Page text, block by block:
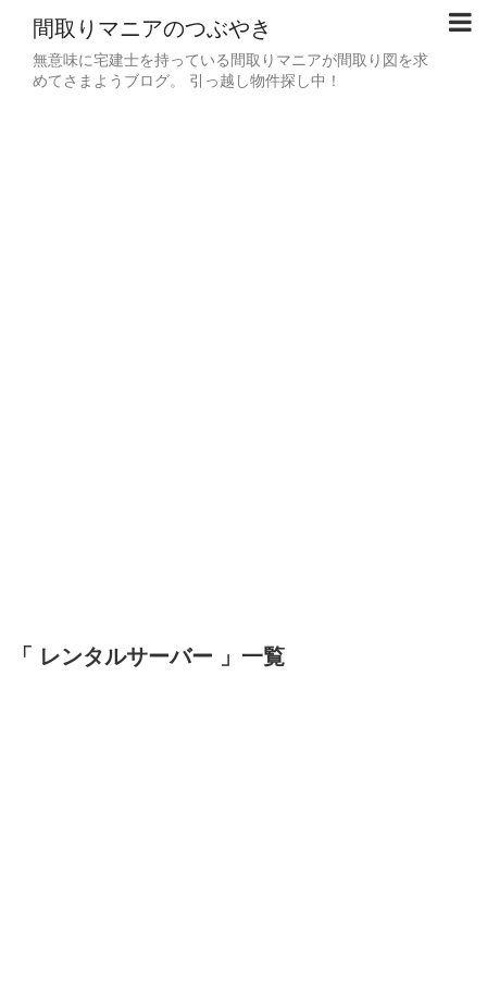
間取りマニアのつぶやき
無意味に宅建士を持っている間取りマニアが間取り図を求
めてさまようブログ。 引っ越し物件探し中！
「 レンタルサーバー 」一覧